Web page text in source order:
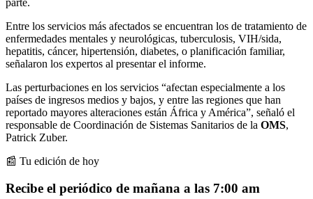
Entre los servicios más afectados se encuentran los de tratamiento de
enfermedades mentales y neurológicas, tuberculosis, VIH/sida,
hepatitis, cáncer, hipertensión, diabetes, o planificación familiar,
señalaron los expertos al presentar el informe.
Las perturbaciones en los servicios “afectan especialmente a los
países de ingresos medios y bajos, y entre las regiones que han
reportado mayores alteraciones están África y América”, señaló el
responsable de Coordinación de Sistemas Sanitarios de la OMS,
Patrick Zuber.
📰 Tu edición de hoy
Recibe el periódico de mañana a las 7:00 am